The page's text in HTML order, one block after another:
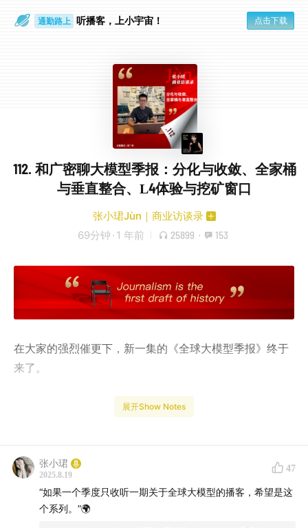
眼睛好累 听播客，上小宇宙！ 点击下载
112. 和广密聊大模型季报：分化与收敛、全家桶
与垂直整合、L4体验与挖矿窗口
张小珺Jùn｜商业访谈录
69分钟 · 1 年前 25899 · 153
在大家的强烈催更下，新一集的《全球大模型季报》终于
来了。
通用的模型；Anthropic分化到Coding、Agentic的模型
能力；Mira的Thinking Machines分化到多模态和下一代
交互。
展开Show Notes
张小珺
2025.8.19
47
“如果一个季度只收听一期关于全球大模型的播客，希望是这
个系列。”🌍